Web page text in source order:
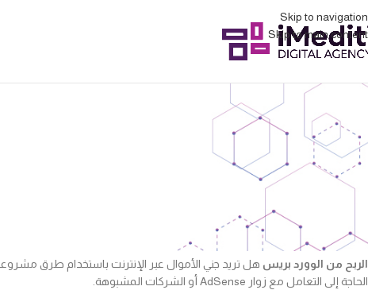
Skip to navigation
Skip to main content
الربح من الوورد بريس هل تريد جني الأموال عبر الإنترنت باستخدام طرق
الحاجة إلى التعامل مع زوار AdSense أو الشركات المشبوهة.